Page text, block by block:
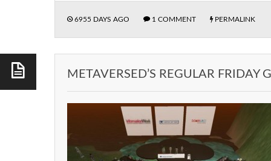
6955 DAYS AGO 1 COMMENT PERMALINK
METAVERSED’S REGULAR FRIDAY